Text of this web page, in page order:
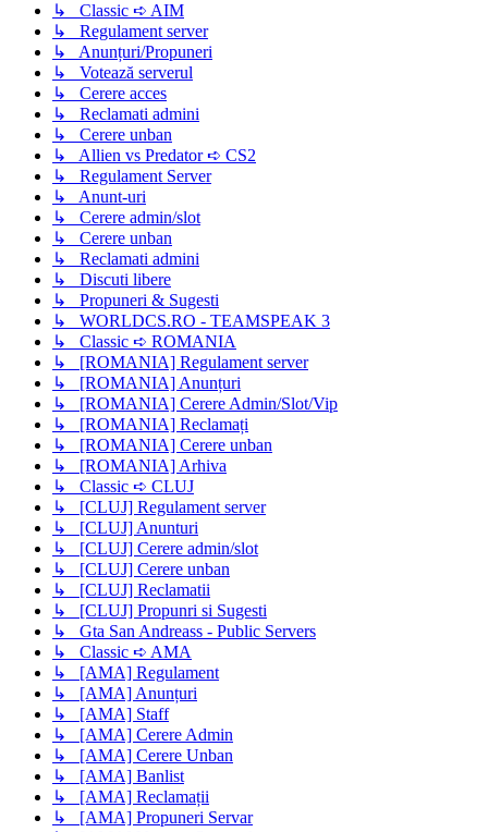
↳ Classic ➪ AIM
↳ Regulament server
↳ Anunțuri/Propuneri
↳ Votează serverul
↳ Cerere acces
↳ Reclamati admini
↳ Cerere unban
↳ Allien vs Predator ➪ CS2
↳ Regulament Server
↳ Anunt-uri
↳ Cerere admin/slot
↳ Cerere unban
↳ Reclamati admini
↳ Discuti libere
↳ Propuneri & Sugesti
↳ WORLDCS.RO - TEAMSPEAK 3
↳ Classic ➪ ROMANIA
↳ [ROMANIA] Regulament server
↳ [ROMANIA] Anunțuri
↳ [ROMANIA] Cerere Admin/Slot/Vip
↳ [ROMANIA] Reclamați
↳ [ROMANIA] Cerere unban
↳ [ROMANIA] Arhiva
↳ Classic ➪ CLUJ
↳ [CLUJ] Regulament server
↳ [CLUJ] Anunturi
↳ [CLUJ] Cerere admin/slot
↳ [CLUJ] Cerere unban
↳ [CLUJ] Reclamatii
↳ [CLUJ] Propunri si Sugesti
↳ Gta San Andreass - Public Servers
↳ Classic ➪ AMA
↳ [AMA] Regulament
↳ [AMA] Anunțuri
↳ [AMA] Staff
↳ [AMA] Cerere Admin
↳ [AMA] Cerere Unban
↳ [AMA] Banlist
↳ [AMA] Reclamații
↳ [AMA] Propuneri Servar